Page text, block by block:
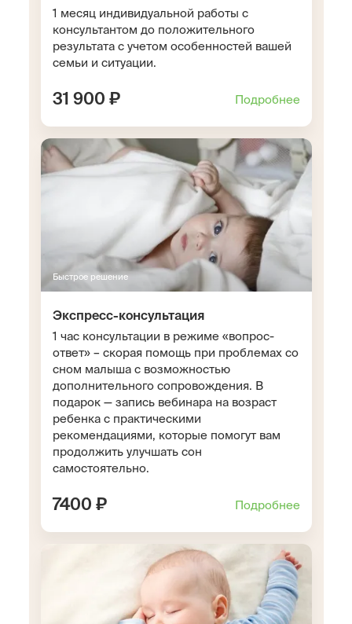
1 месяц индивидуальной работы с
консультантом до положительного
результата с учетом особенностей вашей
семьи и ситуации.
31 900 ₽ Подробнее
Быстрое решение
Экспресс-консультация
1 час консультации в режиме «вопрос-
ответ» – скорая помощь при проблемах со
сном малыша с возможностью
дополнительного сопровождения. В
подарок — запись вебинара на возраст
ребенка с практическими
рекомендациями, которые помогут вам
продолжить улучшать сон
самостоятельно.
7400 ₽ Подробнее